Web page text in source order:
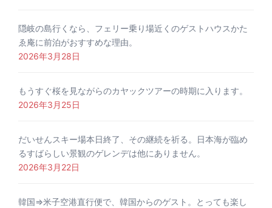
隠岐の島行くなら、フェリー乗り場近くのゲストハウスかた
ゑ庵に前泊がおすすめな理由。
2026年3月28日
もうすぐ桜を見ながらのカヤックツアーの時期に入ります。
2026年3月25日
だいせんスキー場本日終了、その継続を祈る。日本海が臨め
るすばらしい景観のゲレンデは他にありません。
2026年3月22日
韓国⇒米子空港直行便で、韓国からのゲスト。とっても楽し